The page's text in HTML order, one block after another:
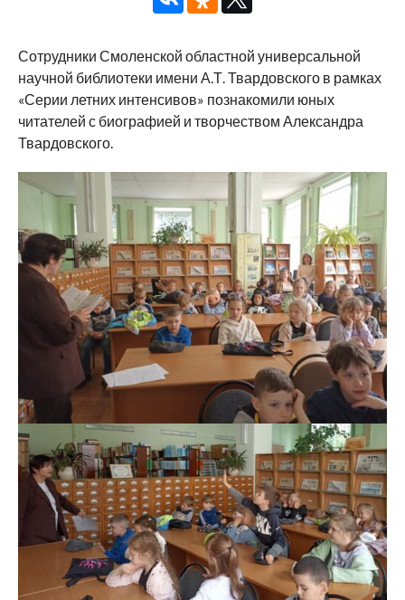
Сотрудники Смоленской областной универсальной
научной библиотеки имени А.Т. Твардовского в рамках
«Серии летних интенсивов» познакомили юных
читателей с биографией и творчеством Александра
Твардовского.